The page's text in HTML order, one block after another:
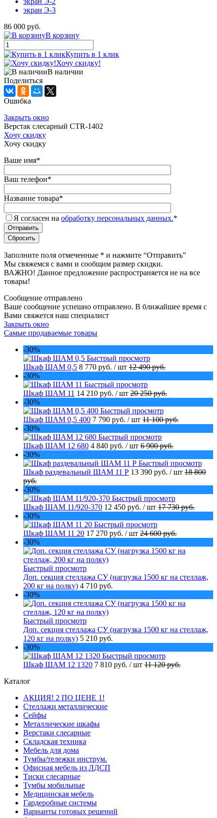
экран Э-3
86 000 руб.
В корзину
Купить в 1 клик
Хочу скидку!
В наличии
Поделиться
Ошибка
Закрыть окно
Верстак слесарный CTR-1402
Хочу скидку
Хочу скидку
Ваше имя*
Ваш телефон*
Название товара*
Я согласен на обработку персональных данных.*
Заполните поля отмеченные * и нажмите “Отправить”
Мы свяжемся с вами и сообщим размер скидки.
ВАЖНО! Данное предложение распространяется не на все
товары!
Сообщение отправлено
Ваше сообщение успешно отправлено. В ближайшее время с
Вами свяжется наш специалист
Закрыть окно
Самые продаваемые товары
-30%
Быстрый просмотр
Шкаф ШАМ 0,5 8 770 руб. / шт 12 490 руб.
-30%
Быстрый просмотр
Шкаф ШАМ 11 14 210 руб. / шт 20 250 руб.
-30%
Быстрый просмотр
Шкаф ШАМ 0,5 400 7 790 руб. / шт 11 100 руб.
-30%
Быстрый просмотр
Шкаф ШАМ 12 680 4 840 руб. / шт 6 900 руб.
-30%
Быстрый просмотр
Шкаф раздевальный ШАМ 11 Р 13 390 руб. / шт 18 800
руб.
-30%
Быстрый просмотр
Шкаф ШАМ 11/920-370 12 450 руб. / шт 17 730 руб.
-30%
Быстрый просмотр
Шкаф ШАМ 11 20 17 270 руб. / шт 24 600 руб.
-30%
Быстрый просмотр
Доп. секция стеллажа СУ (нагрузка 1500 кг на стеллаж,
200 кг на полку) 4 710 руб.
-30%
Быстрый просмотр
Доп. секция стеллажа СУ (нагрузка 1500 кг на стеллаж,
120 кг на полку) 5 210 руб.
-30%
Быстрый просмотр
Шкаф ШАМ 12 1320 7 810 руб. / шт 11 120 руб.
Каталог
АКЦИЯ! 2 ПО ЦЕНЕ 1!
Стеллажи металлические
Сейфы
Металлические шкафы
Верстаки слесарные
Складская техника
Мебель для дома
Тумбы/тележки инструм.
Офисная мебель из ЛДСП
Тиски слесарные
Тумбы мобильные
Медицинская мебель
Гардеробные системы
Варианты готовых решений